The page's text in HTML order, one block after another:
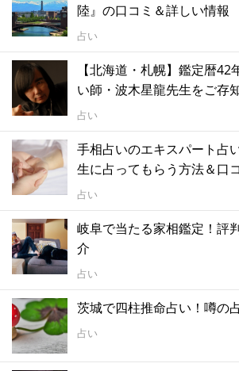
陸』の口コミ＆詳しい情報
占い
【北海道・札幌】鑑定暦42
い師・波木星龍先生をご存
占い
手相占いのエキスパート占
生に占ってもらう方法＆口
占い
岐阜で当たる家相鑑定！評
介
占い
茨城で四柱推命占い！噂の
占い